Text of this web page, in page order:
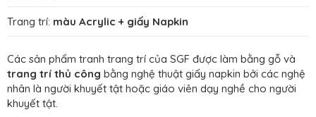
Trang trí: màu Acrylic + giấy Napkin
Các sản phẩm tranh trang trí của SGF được làm bằng gỗ và
trang trí thủ công bằng nghệ thuật giấy napkin bởi các nghệ
nhân là người khuyết tật hoặc giáo viên dạy nghề cho người
khuyết tật.